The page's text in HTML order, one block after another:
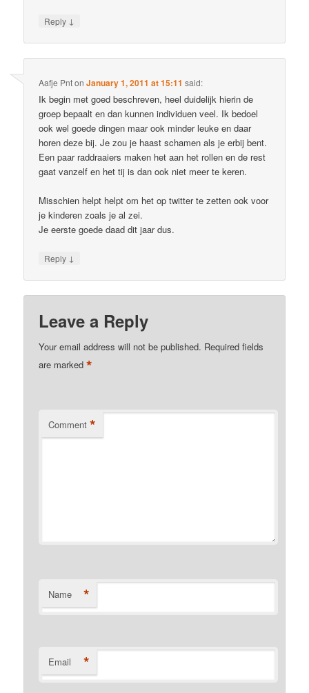
Reply ↓
Aafje PntonJanuary 1, 2011 at 15:11 said:
Ik begin met goed beschreven, heel duidelijk hierin de
groep bepaalt en dan kunnen individuen veel. Ik bedoel
ook wel goede dingen maar ook minder leuke en daar
horen deze bij. Je zou je haast schamen als je erbij bent.
Een paar raddraaiers maken het aan het rollen en de rest
gaat vanzelf en het tij is dan ook niet meer te keren.
Misschien helpt helpt om het op twitter te zetten ook voor
je kinderen zoals je al zei.
Je eerste goede daad dit jaar dus.
Reply ↓
Leave a Reply
Your email address will not be published. Required fields
are marked*
Comment *
Name *
Email *